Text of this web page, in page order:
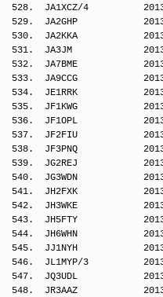
528.  JA1XCZ/4
529.  JA2GHP
530.  JA2KKA
531.  JA3JM
532.  JA7BME
533.  JA9CCG
534.  JE1RRK
535.  JF1KWG
536.  JF1OPL
537.  JF2FIU
538.  JF3PNQ
539.  JG2REJ
540.  JG3WDN
541.  JH2FXK
542.  JH3WKE
543.  JH5FTY
544.  JH6WHN
545.  JJ1NYH
546.  JL1MYP/3
547.  JQ3UDL
548.  JR3AAZ